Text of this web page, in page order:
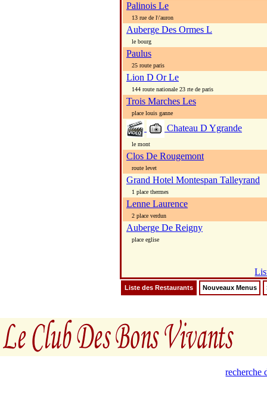
Palinois Le
13 rue de l\'auron
Auberge Des Ormes L
le bourg
Paulus
25 route paris
Lion D Or Le
144 route nationale 23 rte de paris
Trois Marches Les
place louis ganne
Chateau D Ygrande
le mont
Clos De Rougemont
route levet
Grand Hotel Montespan Talleyrand
1 place thermes
Lenne Laurence
2 place verdun
Auberge De Reigny
place eglise
Liste des Restaurants Nouveaux Menus
recherche